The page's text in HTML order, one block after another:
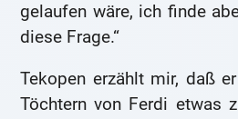
gelaufen wäre, ich finde
diese Frage.“
Tekopen erzählt mir, daß
Töchtern von Ferdi etwas